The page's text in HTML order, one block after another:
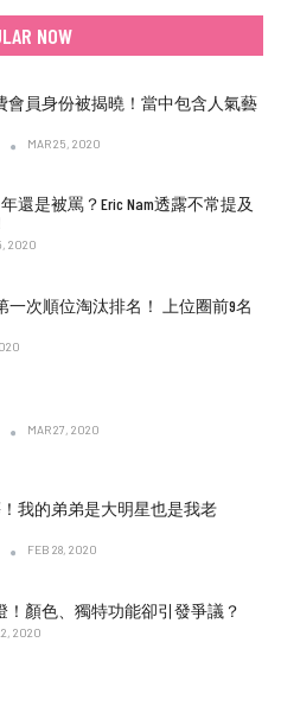
NOW
會員身份被揭曉！當中包含人氣藝
MAR 25, 2020
還是被罵？Eric Nam透露不常提及
2020
一次順位淘汰排名！ 上位圈前9名
MAR 27, 2020
我的弟弟是大明星也是我老
FEB 28, 2020
！顏色、獨特功能卻引發爭議？
2020